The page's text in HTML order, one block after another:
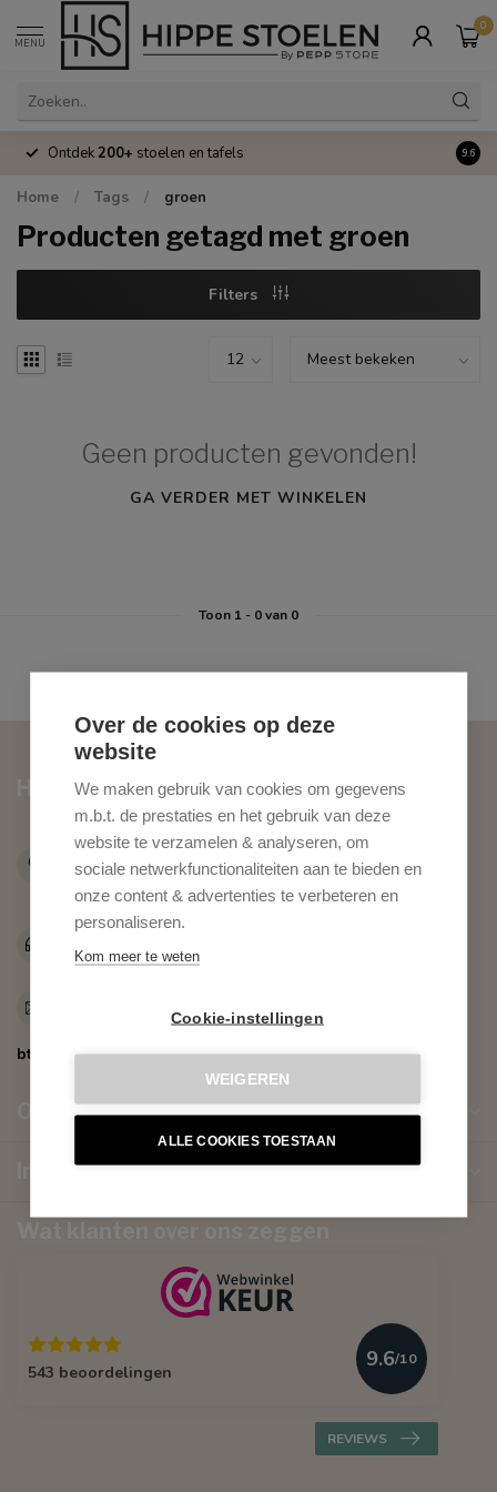
Over de cookies op deze
website
We maken gebruik van cookies om gegevens
m.b.t. de prestaties en het gebruik van deze
website te verzamelen & analyseren, om
sociale netwerkfunctionaliteiten aan te bieden en
onze content & advertenties te verbeteren en
personaliseren.
Kom meer te weten
Cookie-instellingen
WEIGEREN
ALLE COOKIES TOESTAAN
MENU
0
Ontdek200+ stoelen en tafels 9.6
Home / Tags / groen
Producten getagd met groen
Filters
Geen producten gevonden!
GA VERDER MET WINKELEN
Toon 1 - 0van 0
Hippe Stoelen
Tongersesteenweg 99
3770 Riemst
Belgie
info@hippestoelen.be
btw-nummer:BE 07 51 576 586
Openingstijden Winkel
Informatie
543 beoordelingen
9.6/10
REVIEWS